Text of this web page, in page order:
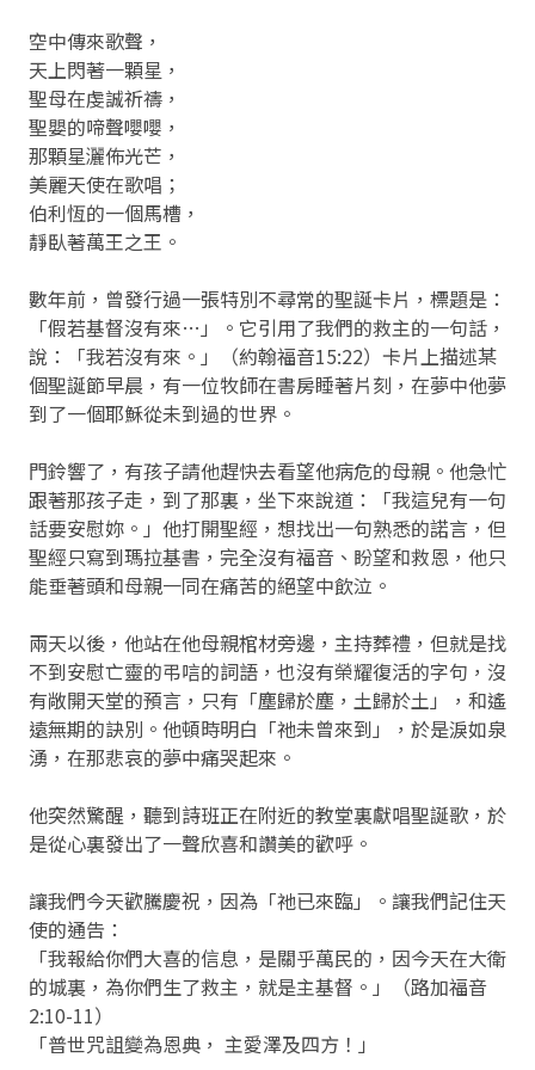
空中傳來歌聲，
天上閃著一顆星，
聖母在虔誠祈禱，
聖嬰的啼聲嚶嚶，
那顆星灑佈光芒，
美麗天使在歌唱；
伯利恆的一個馬槽，
靜臥著萬王之王。
數年前，曾發行過一張特別不尋常的聖誕卡片，標題是：
「假若基督沒有來…」。它引用了我們的救主的一句話，
說：「我若沒有來。」（約翰福音15:22）卡片上描述某
個聖誕節早晨，有一位牧師在書房睡著片刻，在夢中他夢
到了一個耶穌從未到過的世界。
門鈴響了，有孩子請他趕快去看望他病危的母親。他急忙
跟著那孩子走，到了那裏，坐下來說道：「我這兒有一句
話要安慰妳。」他打開聖經，想找出一句熟悉的諾言，但
聖經只寫到瑪拉基書，完全沒有福音、盼望和救恩，他只
能垂著頭和母親一同在痛苦的絕望中飲泣。
兩天以後，他站在他母親棺材旁邊，主持葬禮，但就是找
不到安慰亡靈的弔唁的詞語，也沒有榮耀復活的字句，沒
有敞開天堂的預言，只有「塵歸於塵，土歸於土」，和遙
遠無期的訣別。他頓時明白「祂未曾來到」，於是淚如泉
湧，在那悲哀的夢中痛哭起來。
他突然驚醒，聽到詩班正在附近的教堂裏獻唱聖誕歌，於
是從心裏發出了一聲欣喜和讚美的歡呼。
讓我們今天歡騰慶祝，因為「祂已來臨」。讓我們記住天
使的通告：
「我報給你們大喜的信息，是關乎萬民的，因今天在大衛
的城裏，為你們生了救主，就是主基督。」（路加福音
2:10-11）
「普世咒詛變為恩典， 主愛澤及四方！」